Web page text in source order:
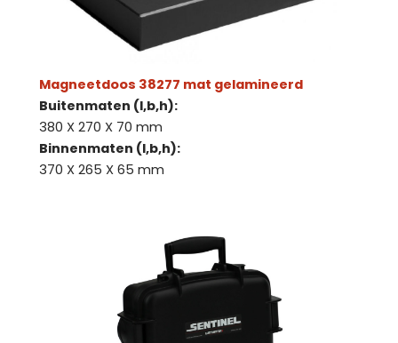
Magneetdoos 38277 mat gelamineerd
Buitenmaten (l,b,h):
380 X 270 X 70 mm
Binnenmaten (l,b,h):
370 X 265 X 65 mm